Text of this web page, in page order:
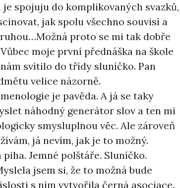
spojuju do komplikovaných svazků,
jak spolu všechno souvisí a
proto se mi tak dobře
moje první přednáška na škole
svítilo do třídy sluníčko. Pan
velice názorně.
je pavěda. A já se taky
náhodný generátor slov a ten mi
smysluplnou věc. Ale zároveň
já nevím, jak je to možný.
Jemné polštáře. Sluníčko.
jsem si, že to možná bude
s ním vytvořila černá asociace.